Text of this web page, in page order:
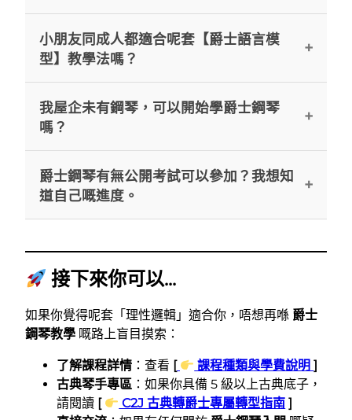
緊，並將雜亂嘅資訊整理成清晰嘅邏輯，令你唔
再喺資訊大海入面迷失。
書，而係練習大腦嘅「即時處理器 (CPU)」思
維。透過模仿 (Mimicry) 同埋和聲引力練習，我哋
會由淺入深建立系統，等你在具備藝術美感嘅前
提下，自然地掌握核心邏輯。
這正正係 Mother-Tongue Jazz Method™ 嘅核
心。試諗下，我哋細個係先學識聽同講廣東話，
去到 4-5 歲先認字。學習爵士鋼琴入門亦一樣，
我哋先訓練「聽奏能力」(Play By Ear) 同「背奏
能力」(Play From Memory)，等大腦建立音樂感
後，才引入讀譜，避免過度依賴視覺而忽略爵士
樂最重要嘅聽覺靈魂。
小朋友同成人都適合呢套【爵士語言模
型】教學法嗎？
絕對適合。雖然理解能力唔同，但大腦習得語言
嘅本能係一樣嘅。對於小朋友，我哋用模仿同遊
戲形式；對於成人，則加入「理科生邏輯」拆解
和弦架構。我哋目前最年輕嘅學生係 7 歲，亦有
50 歲以上嘅同學喺度享受即興樂趣。
我屋企未有鋼琴，可以開始學爵士鋼琴
嗎？
建議學生家裡需自備鋼琴或數碼鋼琴（建議 88
鍵）。因為學爵士鋼琴
需要持之以恆，建議每星
期練習最少 2 小時。另外，開始第一堂前，我會
爵士鋼琴有無公開考試可以參加？我想知
道自己嘅進度。
士鋼琴 1-8 級及演奏級考試。透過我哋嘅
Milestones 教學系統，你可以按部就班達到相關
專業水平。
接下來你可以...
如果你覺得呢套「理性邏輯」適合你，唔想再喺 爵士
鋼琴教學 嘅路上盲目摸索：
了解課程詳情 ：查看 [ 課程種類與學費說明]
古典琴手專區 ：如果你具備 5 級以上古典底子，
請閱讀 [ C2J 古典轉爵士專屬轉型指南 ]